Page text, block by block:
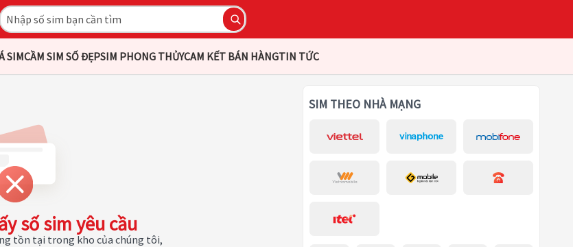
SIMCẦM SIM SỐ ĐẸPSIM PHONG THỦYCAM KẾT BÁN HÀNGTIN TỨC
số sim yêu cầu
tồn tại trong kho của chúng tôi,
SIM THEO NHÀ MẠNG